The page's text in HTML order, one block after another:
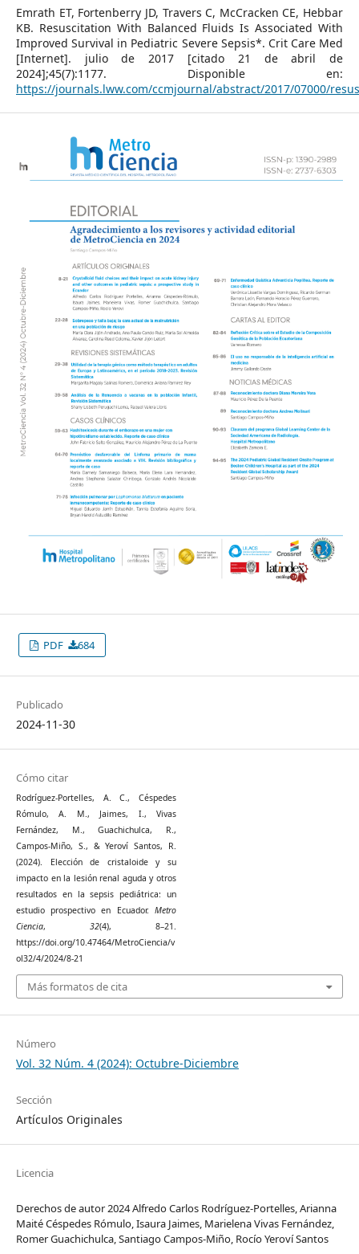
Emrath ET, Fortenberry JD, Travers C, McCracken CE, Hebbar
KB. Resuscitation With Balanced Fluids Is Associated With
Improved Survival in Pediatric Severe Sepsis*. Crit Care Med
[Internet]. julio de 2017 [citado 21 de abril de
2024];45(7):1177. Disponible en:
https://journals.lww.com/ccmjournal/abstract/2017/07000/
PDF 684
Publicado
2024-11-30
Cómo citar
Rodríguez-Portelles, A. C., Céspedes
Rómulo, A. M., Jaimes, I., Vivas
Fernández, M., Guachichulca, R.,
Campos-Miño, S., & Yeroví Santos, R.
(2024). Elección de cristaloide y su
impacto en la lesión renal aguda y otros
resultados en la sepsis pediátrica: un
estudio prospectivo en Ecuador. Metro
Ciencia, 32(4), 8–21.
https://doi.org/10.47464/MetroCiencia/v
ol32/4/2024/8-21
Más formatos de cita
Número
Vol. 32 Núm. 4 (2024): Octubre-Diciembre
Sección
Artículos Originales
Licencia
Derechos de autor 2024 Alfredo Carlos Rodríguez-Portelles, Arianna
Maité Céspedes Rómulo, Isaura Jaimes, Marielena Vivas Fernández,
Romer Guachichulca, Santiago Campos-Miño, Rocío Yeroví Santos